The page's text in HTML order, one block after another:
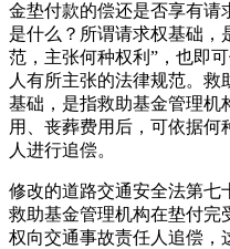
金垫付款的偿还是否享有请
是什么？所谓请求权基础，
范，主张何种权利”，也即
人有所主张的法律规范。
基础，是指救助基金管理机
用、丧葬费用后，可依据何
人进行追偿。
修改的道路交通安全法第七
救助基金管理机构在垫付完
权向交通事故责任人追偿，